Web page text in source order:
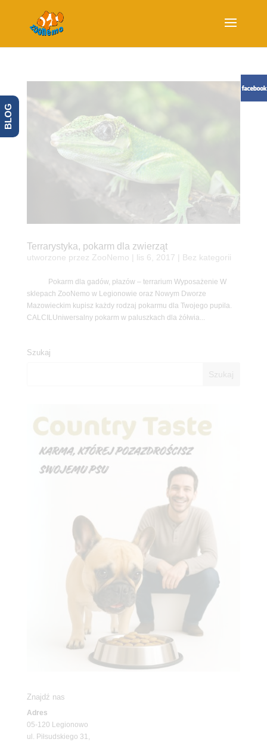
Terrarystyka, pokarm dla zwierząt
utworzone przez ZooNemo lis 6, 2017 | Bez kategorii
Pokarm dla gadów, płazów – terrarium Wyposażenie W
sklepach ZooNemo w Legionowie oraz Nowym Dworze
Mazowieckim kupisz każdy rodzaj pokarmu dla Twojego pupila.
CALCILUniwersalny pokarm w paluszkach dla żółwia...
Szukaj
Znajdź nas
Adres
05-120 Legionowo
ul. Piłsudskiego 31,
BLOG